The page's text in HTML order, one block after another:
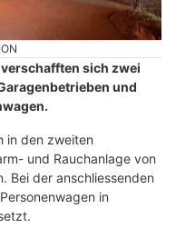
sich zwei
und
in den zweiten
und Rauchanlage von
Bei der anschliessenden
in